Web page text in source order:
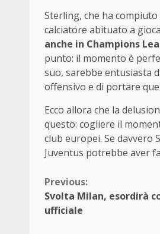
Sterling, che ha compiuto
calciatore abituato a
anche in Champions
punto: il momento è
suo, sarebbe entusiasta
offensivo e di portare
Ecco allora che la
questo: cogliere il
club europei. Se davvero
Juventus potrebbe aver
Continue
Reading
Previous:
Svolta Milan, esordirà
ufficiale